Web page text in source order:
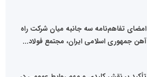
امضای تفاهم‌نامه سه جانبه میان شرکت راه
آهن جمهوری اسلامی ایران، مجتمع فولاد...